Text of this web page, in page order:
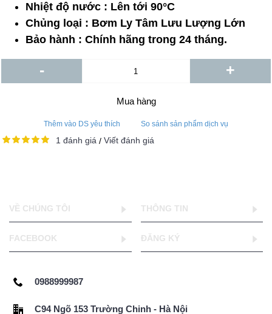
Nhiệt độ nước : Lên tới 90°C
Chủng loại : Bơm Ly Tâm Lưu Lượng Lớn
Bảo hành : Chính hãng trong 24 tháng.
- +
Mua hàng
Thêm vào DS yêu thích So sánh sản phẩm dịch vụ
1 đánh giá / Viết đánh giá
VỀ CHÚNG TÔI THÔNG TIN
FACEBOOK ĐĂNG KÝ
0988999987
C94 Ngõ 153 Trường Chinh - Hà Nội